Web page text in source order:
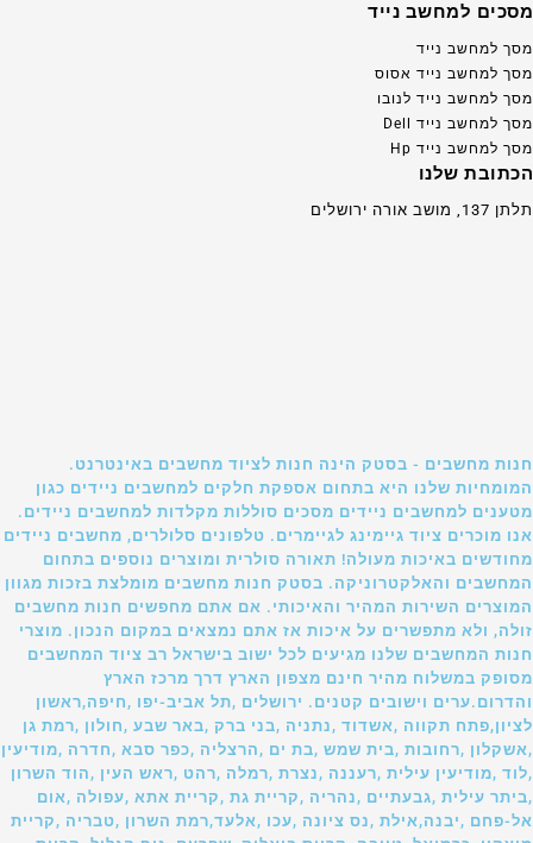
מסכים למחשב נייד
מסך למחשב נייד
מסך למחשב נייד אסוס
מסך למחשב נייד לנובו
מסך למחשב נייד Dell
מסך למחשב נייד Hp
הכתובת שלנו
תלתן 137, מושב אורה ירושלים
חנות מחשבים - בסטק הינה חנות לציוד מחשבים באינטרנט.
המומחיות שלנו היא בתחום אספקת חלקים למחשבים ניידים כגון
מטענים למחשבים ניידים מסכים סוללות מקלדות למחשבים ניידים.
אנו מוכרים ציוד גיימינג לגיימרים. טלפונים סלולרים, מחשבים ניידים
מחודשים באיכות מעולה! תאורה סולרית ומוצרים נוספים בתחום
המחשבים והאלקטרוניקה. בסטק חנות מחשבים מומלצת בזכות מגוון
המוצרים השירות המהיר והאיכותי. אם אתם מחפשים חנות מחשבים
זולה, ולא מתפשרים על איכות אז אתם נמצאים במקום הנכון. מוצרי
חנות המחשבים שלנו מגיעים לכל ישוב בישראל רב ציוד המחשבים
מסופק במשלוח מהיר חינם מצפון הארץ דרך מרכז הארץ
והדרום.ערים וישובים קטנים. ירושלים ,תל אביב-יפו ,חיפה,ראשון
לציון,פתח תקווה ,אשדוד ,נתניה ,בני ברק ,באר שבע ,חולון ,רמת גן
,אשקלון ,רחובות ,בית שמש ,בת ים ,הרצליה ,כפר סבא ,חדרה ,מודיעין
,לוד ,מודיעין עילית ,רעננה ,נצרת ,רמלה ,רהט ,ראש העין ,הוד השרון
,ביתר עילית ,גבעתיים ,נהריה ,קריית גת ,קריית אתא ,עפולה ,אום
אל-פחם ,יבנה,אילת ,נס ציונה ,עכו ,אלעד,רמת השרון ,טבריה ,קריית